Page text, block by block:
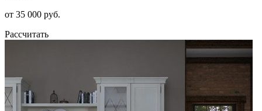
от 35 000 руб.
Рассчитать